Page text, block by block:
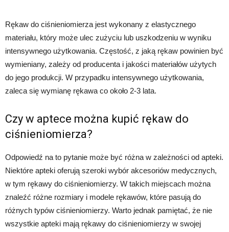
Rękaw do ciśnieniomierza jest wykonany z elastycznego
materiału, który może ulec zużyciu lub uszkodzeniu w wyniku
intensywnego użytkowania. Częstość, z jaką rękaw powinien być
wymieniany, zależy od producenta i jakości materiałów użytych
do jego produkcji. W przypadku intensywnego użytkowania,
zaleca się wymianę rękawa co około 2-3 lata.
Czy w aptece można kupić rękaw do
ciśnieniomierza?
Odpowiedź na to pytanie może być różna w zależności od apteki.
Niektóre apteki oferują szeroki wybór akcesoriów medycznych,
w tym rękawy do ciśnieniomierzy. W takich miejscach można
znaleźć różne rozmiary i modele rękawów, które pasują do
różnych typów ciśnieniomierzy. Warto jednak pamiętać, że nie
wszystkie apteki mają rękawy do ciśnieniomierzy w swojej